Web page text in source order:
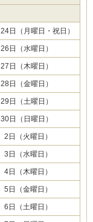
日（月曜日・祝日）
日（水曜日）
日（木曜日）
日（金曜日）
日（土曜日）
日（日曜日）
日（火曜日）
日（水曜日）
日（木曜日）
日（金曜日）
日（土曜日）